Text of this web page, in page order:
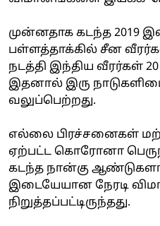
முன்னதாக கடந்த 2019
பள்ளத்தாக்கில் சீன
நடத்தி இந்திய வீரர்கள்
இதனால் இரு
வலுப்பெற்றது.
எல்லை பிரச்சனைகள்
ஏற்பட்ட கொரோனா
கடந்த நான்கு
இடையேயான நேரடி
நிறுத்தப்பட்டிருந்தது.